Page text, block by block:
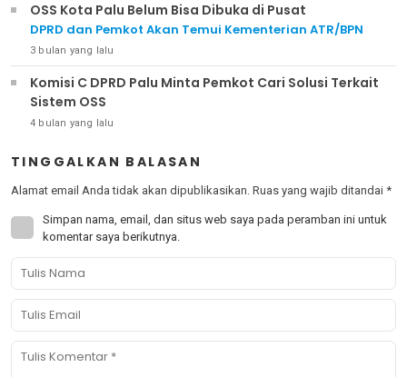
OSS Kota Palu Belum Bisa Dibuka di Pusat
DPRD dan Pemkot Akan Temui Kementerian ATR/BPN
3 bulan yang lalu
Komisi C DPRD Palu Minta Pemkot Cari Solusi Terkait
Sistem OSS
4 bulan yang lalu
TINGGALKAN BALASAN
Alamat email Anda tidak akan dipublikasikan. Ruas yang wajib ditandai *
Simpan nama, email, dan situs web saya pada peramban ini untuk
komentar saya berikutnya.